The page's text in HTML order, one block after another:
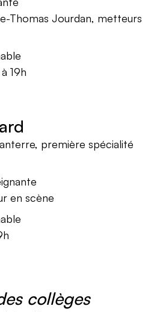
Thomas Jourdan, metteurs
19h
première spécialité
en scène
collèges